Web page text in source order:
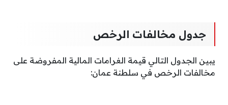
جدول مخالفات الرخص
يبين الجدول التالي قيمة الغرامات المالية المفروضة على
مخالفات الرخص في سلطنة عمان: